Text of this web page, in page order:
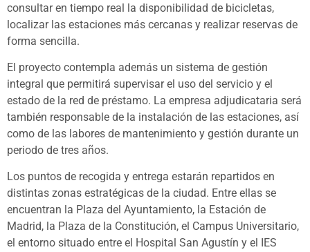
consultar en tiempo real la disponibilidad de bicicletas,
localizar las estaciones más cercanas y realizar reservas de
forma sencilla.
El proyecto contempla además un sistema de gestión
integral que permitirá supervisar el uso del servicio y el
estado de la red de préstamo. La empresa adjudicataria será
también responsable de la instalación de las estaciones, así
como de las labores de mantenimiento y gestión durante un
periodo de tres años.
Los puntos de recogida y entrega estarán repartidos en
distintas zonas estratégicas de la ciudad. Entre ellas se
encuentran la Plaza del Ayuntamiento, la Estación de
Madrid, la Plaza de la Constitución, el Campus Universitario,
el entorno situado entre el Hospital San Agustín y el IES